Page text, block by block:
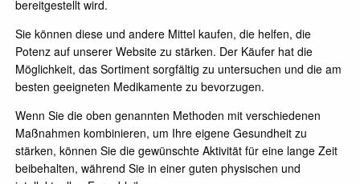
bereitgestellt wird.
Sie können diese und andere Mittel kaufen, die helfen, die
Potenz auf unserer Website zu stärken. Der Käufer hat die
Möglichkeit, das Sortiment sorgfältig zu untersuchen und die am
besten geeigneten Medikamente zu bevorzugen.
Wenn Sie die oben genannten Methoden mit verschiedenen
Maßnahmen kombinieren, um Ihre eigene Gesundheit zu
stärken, können Sie die gewünschte Aktivität für eine lange Zeit
beibehalten, während Sie in einer guten physischen und